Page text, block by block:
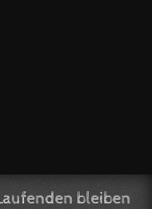
bleiben